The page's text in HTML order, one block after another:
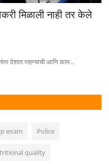
अर्हम फाऊंडेशनचे अध्यक्ष
exam Police
quality